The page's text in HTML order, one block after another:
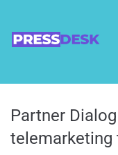
Partner